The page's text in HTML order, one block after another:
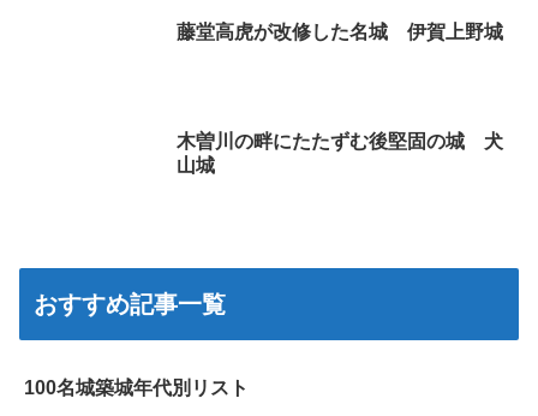
藤堂高虎が改修した名城 伊賀上野城
木曽川の畔にたたずむ後堅固の城 犬
山城
おすすめ記事一覧
100名城築城年代別リスト